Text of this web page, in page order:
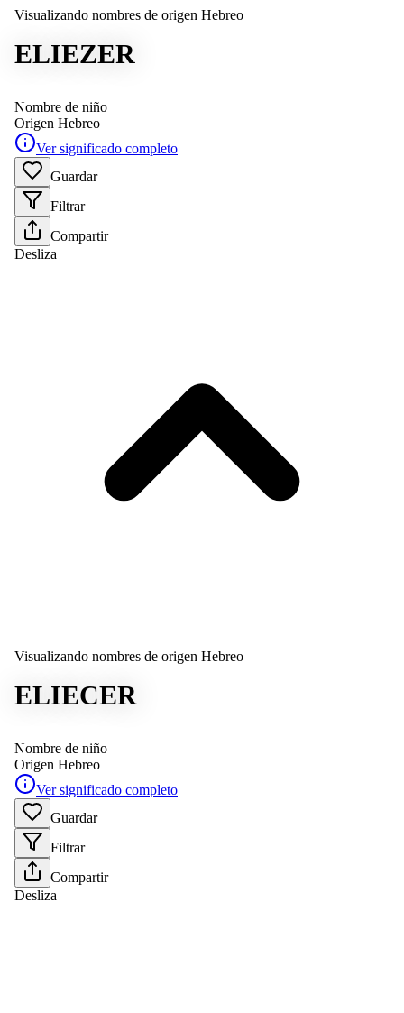
Visualizando nombres de origen Hebreo
ELIEZER
Nombre de niño
Origen Hebreo
Ver significado completo
Guardar
Filtrar
Compartir
Desliza
Visualizando nombres de origen Hebreo
ELIECER
Nombre de niño
Origen Hebreo
Ver significado completo
Guardar
Filtrar
Compartir
Desliza